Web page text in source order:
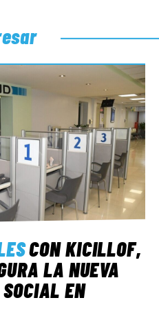
CON KICILLOF,
LA NUEVA
EN